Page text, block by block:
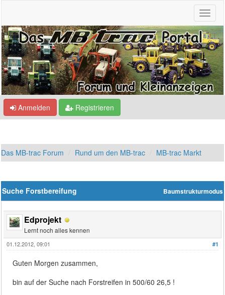
Anmelden Registrieren
Das MB-trac Forum Rund um den MB-trac MB-trac Markt
Baumstrukturmodus
Suche Forstbereifung
Edprojekt
Lernt noch alles kennen
#1
01.12.2012, 09:01
Guten Morgen zusammen,
bin auf der Suche nach Forstreifen in 500/60 26,5 !